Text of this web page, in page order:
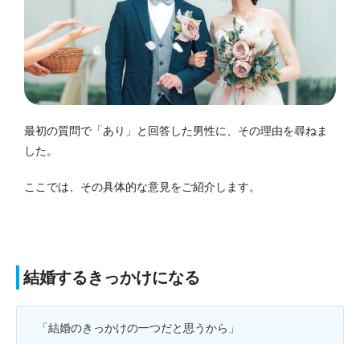
最初の質問で「あり」と回答した男性に、その理由を尋ねま
した。
ここでは、その具体的な意見をご紹介します。
結婚するきっかけになる
「結婚のきっかけの一つだと思うから」